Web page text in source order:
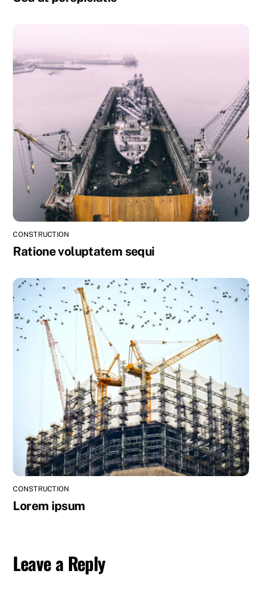
CONSTRUCTION
Ratione voluptatem sequi
CONSTRUCTION
Lorem ipsum
Leave a Reply